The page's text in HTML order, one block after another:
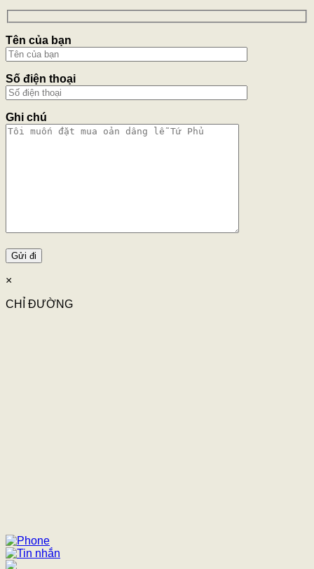
Tên của bạn
Số điện thoại
Ghi chú
×
CHỈ ĐƯỜNG